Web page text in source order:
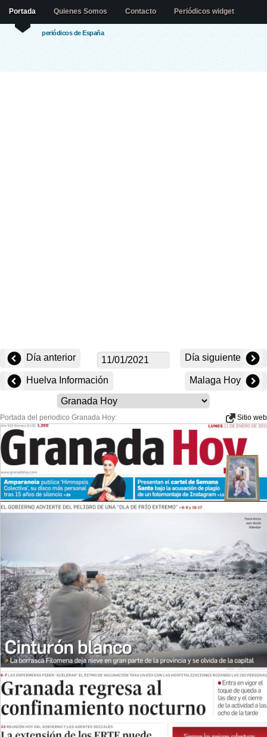
periódicos de España
Portada Quienes Somos Contacto Periódicos widget
Día anterior Día siguiente
Huelva Información Malaga Hoy
Portada del periodico Granada Hoy: Sitio web